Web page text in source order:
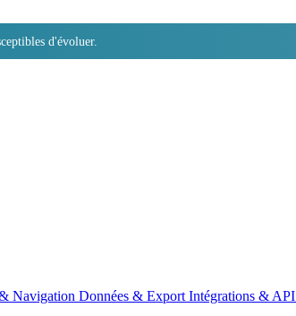
d'évoluer.
Navigation Données & Export Intégrations & API